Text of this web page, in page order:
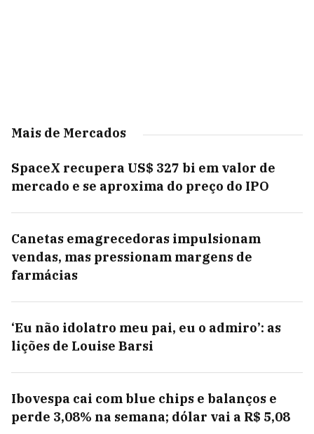
Mais de Mercados
SpaceX recupera US$ 327 bi em valor de
mercado e se aproxima do preço do IPO
Canetas emagrecedoras impulsionam
vendas, mas pressionam margens de
farmácias
‘Eu não idolatro meu pai, eu o admiro’: as
lições de Louise Barsi
Ibovespa cai com blue chips e balanços e
perde 3,08% na semana; dólar vai a R$ 5,08